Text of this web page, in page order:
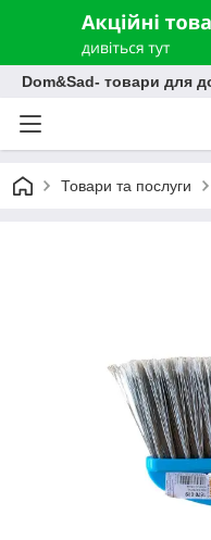
Dom&Sad- товари для
Товари та послуги